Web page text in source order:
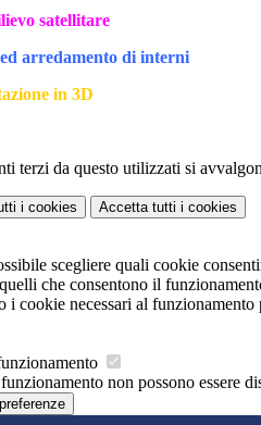
satellitare
arredamento di interni
in 3D
terzi da questo utilizzati si
i cookies Accetta tutti i cookies
scegliere quali cookie
che consentono il
i cookie necessari al funzionamento
non possono essere